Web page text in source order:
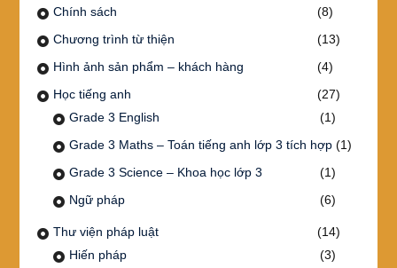
Chính sách
(8)
Chương trình từ thiện
(13)
Hình ảnh sản phẩm – khách hàng
(4)
Học tiếng anh
(27)
Grade 3 English
(1)
Grade 3 Maths – Toán tiếng anh lớp 3 tích hợp(1)
Grade 3 Science – Khoa học lớp 3
(1)
Ngữ pháp
(6)
Thư viện pháp luật
(14)
Hiến pháp
(3)